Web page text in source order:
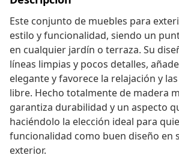
Este conjunto de muebles para
estilo y funcionalidad, siendo un
en cualquier jardín o terraza. Su
líneas limpias y pocos detalles,
elegante y favorece la relajación y
libre. Hecho totalmente de madera
garantiza durabilidad y un aspecto
haciéndolo la elección ideal para
funcionalidad como buen diseño en
exterior.